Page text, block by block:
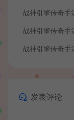
发表评论